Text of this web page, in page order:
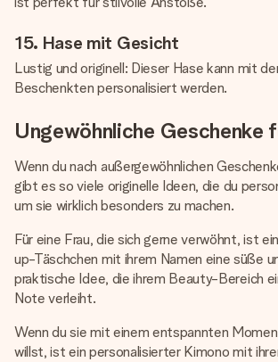
15. Hase mit Gesicht
Lustig und originell: Dieser Hase kann mit
Beschenkten personalisiert werden.
Ungewöhnliche Geschenke
Wenn du nach außergewöhnlichen
gibt es so viele originelle Ideen, die du
um sie wirklich besonders zu machen.
Für eine Frau, die sich gerne verwöhnt, ist
up-Täschchen mit ihrem Namen eine süße
praktische Idee, die ihrem Beauty-Bereich
Note verleiht.
Wenn du sie mit einem entspannten
willst, ist ein personalisierter Kimono mit